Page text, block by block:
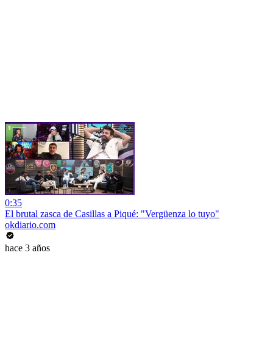
0:35
El brutal zasca de Casillas a Piqué: "Vergüenza lo tuyo"
okdiario.com
hace 3 años